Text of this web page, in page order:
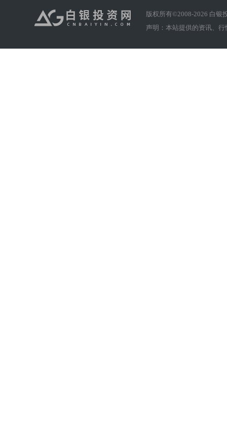
版权所有©2008-2026 白银
声明：本站提供的资讯、